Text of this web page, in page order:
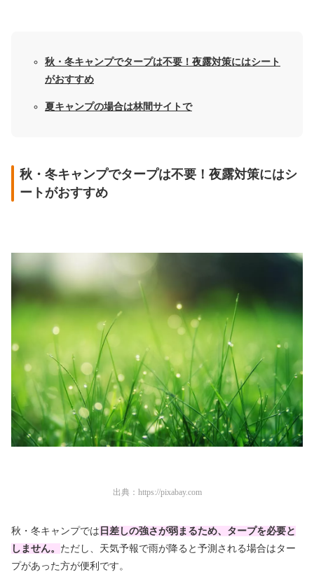
秋・冬キャンプでタープは不要！夜露対策にはシート
がおすすめ
夏キャンプの場合は林間サイトで
秋・冬キャンプでタープは不要！夜露対策にはシ
ートがおすすめ
出典： https://pixabay.com
秋・冬キャンプでは 日差しの強さが弱まるため、タープを必要と
しません。 ただし、天気予報で雨が降ると予測される場合はター
プがあった方が便利です。